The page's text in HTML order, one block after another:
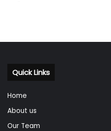
Quick Links
Home
About us
Our Team